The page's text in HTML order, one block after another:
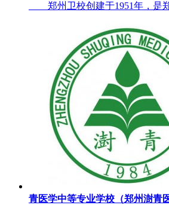
郑州卫校创建于1951年，是
青医学中等专业学校（郑州澍青